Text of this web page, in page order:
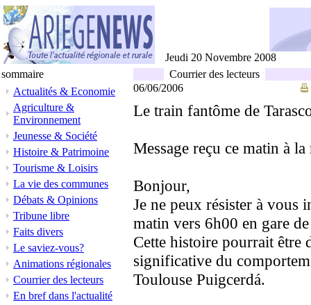
Jeudi 20 Novembre 2008
sommaire
Actualités & Economie
Agriculture &
Environnement
Jeunesse & Société
Histoire & Patrimoine
Tourisme & Loisirs
La vie des communes
Débats & Opinions
Tribune libre
Faits divers
Le saviez-vous?
Animations régionales
Courrier des lecteurs
En bref dans l'actualité
Courrier des lecteurs
06/06/2006
Le train fantôme de
Message reçu ce matin à
Bonjour,
Je ne peux résister à vous
matin vers 6h00 en gare
Cette histoire pourrait être
significative du
Toulouse Puigcerdá.